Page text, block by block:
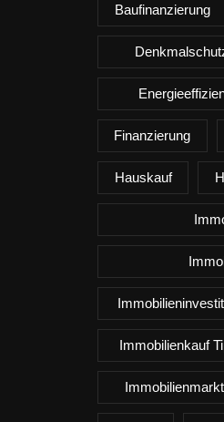
Baufinanzierung
Finanzierung
Hauskauf
Immobilienkauf
Immobilienmarkt